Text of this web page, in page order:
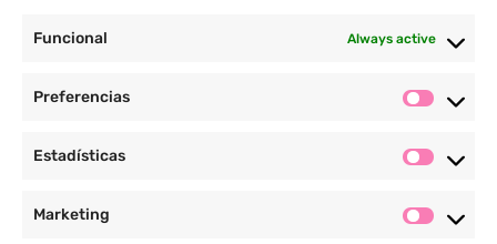
Funcional Always active
Preferencias
Estadísticas
Marketing
Porque tú eres lo más